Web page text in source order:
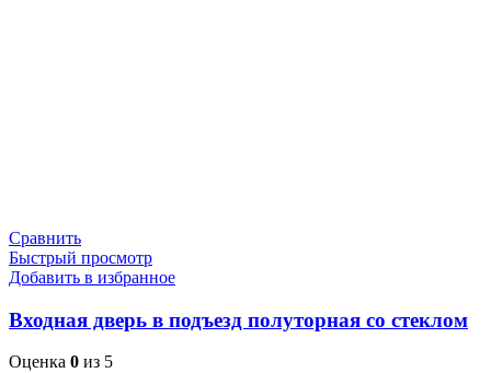
Сравнить
Быстрый просмотр
Добавить в избранное
Входная дверь в подъезд полуторная со стеклом
Оценка 0 из 5